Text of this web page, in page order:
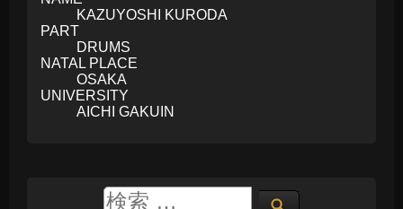
KAZUYOSHI KURODA
PART
DRUMS
NATAL PLACE
OSAKA
UNIVERSITY
AICHI GAKUIN